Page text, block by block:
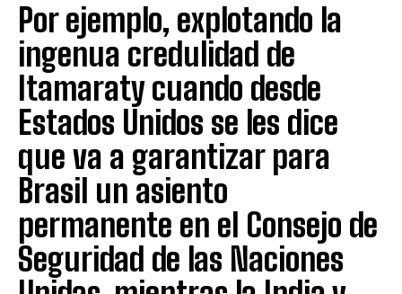
Por ejemplo, explotando la
ingenua credulidad de
Itamaraty cuando desde
Estados Unidos se les dice
que va a garantizar para
Brasil un asiento
permanente en el Consejo de
Seguridad de las Naciones